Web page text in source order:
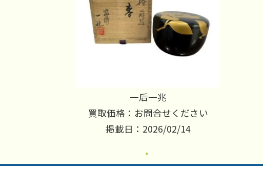
一后一兆
買取価格：お問合せください
掲載日：2026/02/14